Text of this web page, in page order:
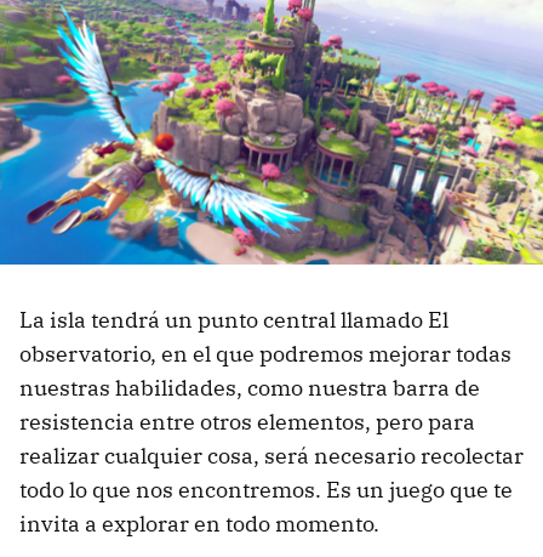
La isla tendrá un punto central llamado El
observatorio, en el que podremos mejorar todas
nuestras habilidades, como nuestra barra de
resistencia entre otros elementos, pero para
realizar cualquier cosa, será necesario recolectar
todo lo que nos encontremos. Es un juego que te
invita a explorar en todo momento.